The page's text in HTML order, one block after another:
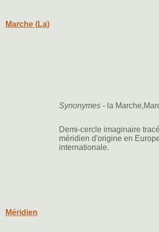
Marche (La)
Synonymes - la
Méridien
Demi-cercle imaginaire
méridien d'origine en
internationale.